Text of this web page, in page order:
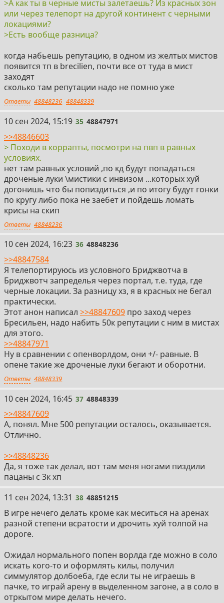
>А как ты в черные мисты залетаешь? Из красных зон
или через телепорт на другой континент с черными
локациями?
>Есть вообще разница?
когда набьешь репутацию, в одном из желтых мистов
появится тп в brecilien, почти все от туда в мист
заходят
сколько там репутации надо не помню уже
Ответы 48848236 48848339
35
10 сен 2024, 15:19 35 48847971
>>48846603
> Походи в коррапты, посмотри на пвп в равных
условиях.
нет там равных условий ,по кд будут попадаться
дроченые луки \мистики с инвизом ...которых хуй
догонишь что бы попиздиться ,и по итогу будут гонки
по кругу либо пока не заебет и пойдешь ломать
крисы на скип
Ответы 48848236
36
10 сен 2024, 16:23 36 48848236
>>48847584
Я телепортируюсь из условного Бриджвотча в
Бриджвотч запределья через портал, т.е. туда, где
черные локации. За разницу хз, я в красных не бегал
практически.
Этот анон написал >>48847609 про заход через
Бресильен, надо набить 50к репутации с ним в мистах
для этого.
>>48847971
Ну в сравнении с опенворлдом, они +/- равные. В
опене такие же дроченые луки бегают и оборотни.
Ответы 48848339
37
10 сен 2024, 16:45 37 48848339
>>48847609
А, понял. Мне 500 репутации осталось, оказывается.
Отлично.
>>48848236
Да, я тоже так делал, вот там меня ногами пиздили
пацаны с 3к хп
38
11 сен 2024, 13:31 38 48851215
В игре нечего делать кроме как меситься на аренах
разной степени всратости и дрочить хуй толпой на
дороге.
Ожидал нормального попен ворлда где можно в соло
искать кого-то и оформлять килы, получил
симмулятор долбоеба, где если ты не играешь в
пачке, то играй арену в выделенном загоне, а в соло в
отркытом мире делать нечего.